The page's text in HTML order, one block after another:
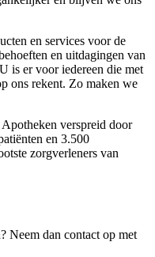
en services voor de
en uitdagingen van
is er voor iedereen die met
ons rekent. Zo maken we
verspreid door
en 3.500
zorgverleners van
Neem dan contact op met